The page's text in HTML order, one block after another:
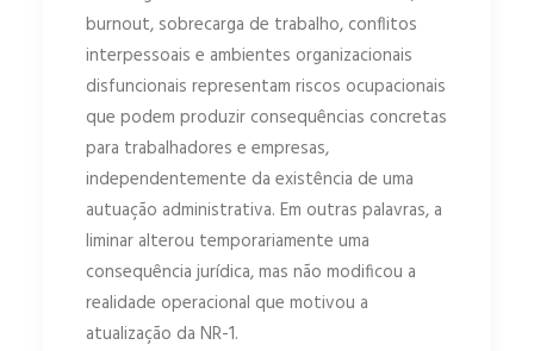
burnout, sobrecarga de trabalho, conflitos
interpessoais e ambientes organizacionais
disfuncionais representam riscos ocupacionais
que podem produzir consequências concretas
para trabalhadores e empresas,
independentemente da existência de uma
autuação administrativa. Em outras palavras, a
liminar alterou temporariamente uma
consequência jurídica, mas não modificou a
realidade operacional que motivou a
atualização da NR-1.